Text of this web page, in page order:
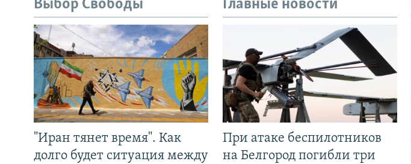
Выбор Свободы
"Иран тянет время". Как
долго будет ситуация между
Главные новости
При атаке беспилотников
на Белгород погибли три